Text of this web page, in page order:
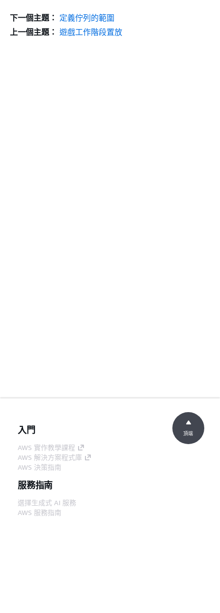
下一個主題： 定義佇列的範圍
上一個主題： 遊戲工作階段置放
入門
AWS 實作教學課程
AWS 解決方案程式庫
AWS 決策指南
服務指南
選擇生成式 AI 服務
AWS 服務指南
頂端